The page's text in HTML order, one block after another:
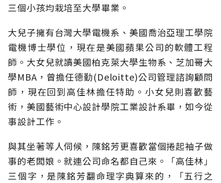
三個小孩均栽培至大學畢業。
大兒子擁有台灣大學電機系、美國喬治亞理工學院
電機博士學位，現在是美國蘋果公司的軟體工程
師。大女兒就讀美國柏克萊大學生物系、芝加哥大
學MBA，曾擔任德勤(Deloitte)公司管理諮詢顧問
師，現在回到高佳林擔任特助。小女兒則喜歡藝
術，美國藝術中心設計學院工業設計系畢，如今從
事設計工作。
與其坐著等人伺候，陳銘芳更喜歡當個捲起袖子做
事的老闆娘。就連公司命名都自己來。「高佳林」
三個字，是陳銘芳翻命理字典算來的，「五行之